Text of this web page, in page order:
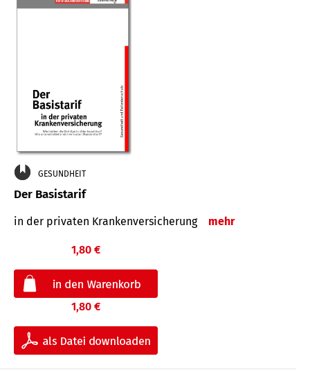
GESUNDHEIT
Der Basistarif
in der privaten Kran­ken­ver­siche­rung mehr
1,80 €
1,80 €